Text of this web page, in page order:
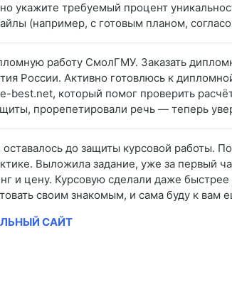
укажите требуемый процент
(например, с готовым планом,
работу СмолГМУ. Заказать
России. Активно готовлюсь к
best.net, который помог проверить
прорепетировали речь — теперь
до защиты курсовой работы.
Выложила задание, уже за первый
и цену. Курсовую сделали даже
своим знакомым, и сама буду к вам
САЙТ